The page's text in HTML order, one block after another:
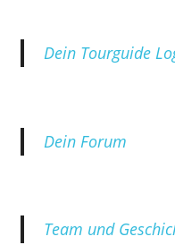
Dein Tourguide
Dein Forum
Team und